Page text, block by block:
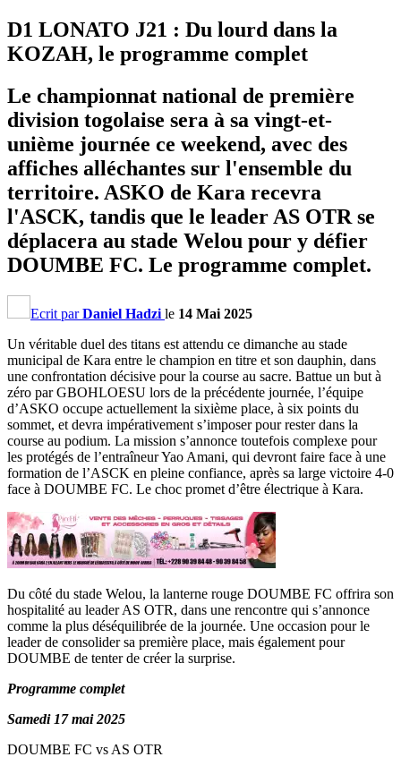
D1 LONATO J21 : Du lourd dans la
KOZAH, le programme complet
Le championnat national de première
division togolaise sera à sa vingt-et-
unième journée ce weekend, avec des
affiches alléchantes sur l'ensemble du
territoire. ASKO de Kara recevra
l'ASCK, tandis que le leader AS OTR se
déplacera au stade Welou pour y défier
DOUMBE FC. Le programme complet.
Ecrit parDaniel Hadzi le 14 Mai 2025
Un véritable duel des titans est attendu ce dimanche au stade
municipal de Kara entre le champion en titre et son dauphin, dans
une confrontation décisive pour la course au sacre. Battue un but à
zéro par GBOHLOESU lors de la précédente journée, l’équipe
d’ASKO occupe actuellement la sixième place, à six points du
sommet, et devra impérativement s’imposer pour rester dans la
course au podium. La mission s’annonce toutefois complexe pour
les protégés de l’entraîneur Yao Amani, qui devront faire face à une
formation de l’ASCK en pleine confiance, après sa large victoire 4-0
face à DOUMBE FC. Le choc promet d’être électrique à Kara.
Du côté du stade Welou, la lanterne rouge DOUMBE FC offrira son
hospitalité au leader AS OTR, dans une rencontre qui s’annonce
comme la plus déséquilibrée de la journée. Une occasion pour le
leader de consolider sa première place, mais également pour
DOUMBE de tenter de créer la surprise.
Programme complet
Samedi 17 mai 2025
DOUMBE FC vs AS OTR